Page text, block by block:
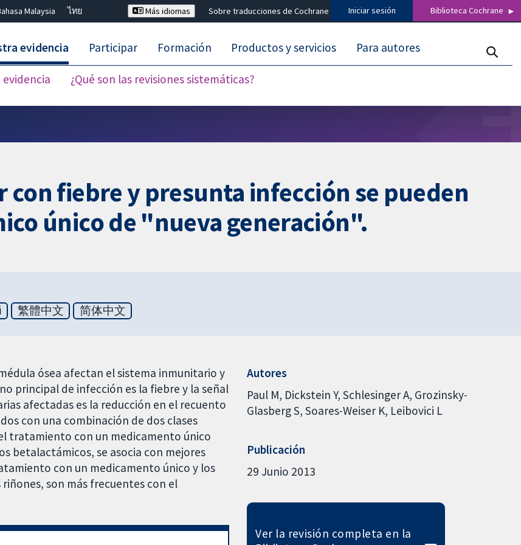
Malaysia
ไทย
Más idiomas Sobre traducciones de Cochrane Iniciar sesión Biblioteca Cochrane
evidencia
¿Qué son las revisiones sistemáticas?
Participar Formación Productos y servicios Para autores
con fiebre y presunta infección se pueden
único de "nueva generación".
繁體中文 简体中文
ósea afectan el sistema inmunitario y
principal de infección es la fiebre y la señal
afectadas es la reducción en el recuento
con una combinación de dos clases
tratamiento con un medicamento único
betalactámicos, se asocia con mejores
con un medicamento único y los
son más frecuentes con el
Autores
Paul M Dickstein Y Schlesinger A Grozinsky-
Glasberg S Soares-Weiser K Leibovici L
Publicación
29 Junio 2013
Ver la revisión completa en la